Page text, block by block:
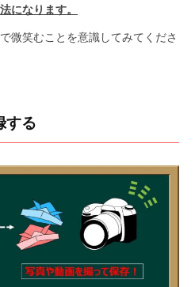
になります。
微笑むことを意識してみてくださ
する